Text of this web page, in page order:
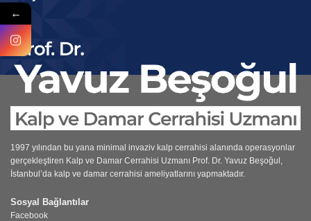
1997 yılından bu yana minimal invaziv kalp cerrahisi alanında operasyonlar
gerçekleştiren Kalp ve Damar Cerrahisi Uzmanı Prof. Dr. Yavuz Beşoğul,
İstanbul’da kalp ve damar cerrahisi ameliyatlarını yapmaktadır.
Sosyal Bağlantılar
Facebook
←